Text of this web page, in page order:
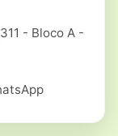
- Bloco A -